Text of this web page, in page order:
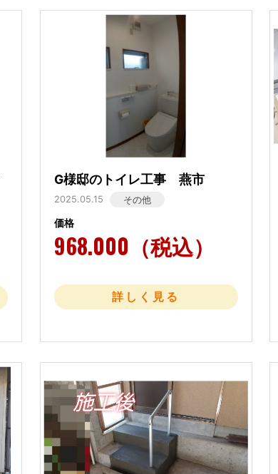
G様邸のトイレ工事 燕市
2025.05.15 その他
価格
968.000（税込）
詳しく見る